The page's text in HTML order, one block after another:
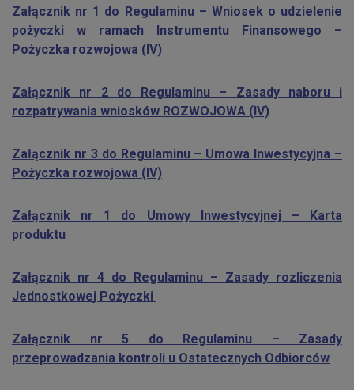
Załącznik nr 1 do Regulaminu – Wniosek o udzielenie
pożyczki w ramach Instrumentu Finansowego –
Pożyczka rozwojowa (IV)
Załącznik nr 2 do Regulaminu – Zasady naboru i
rozpatrywania wniosków ROZWOJOWA (IV)
Załącznik nr 3 do Regulaminu – Umowa Inwestycyjna –
Pożyczka rozwojowa (IV)
Załącznik nr 1 do Umowy Inwestycyjnej – Karta
produktu
Załącznik nr 4 do Regulaminu – Zasady rozliczenia
Jednostkowej Pożyczki
Załącznik nr 5 do Regulaminu – Zasady
przeprowadzania kontroli u Ostatecznych Odbiorców